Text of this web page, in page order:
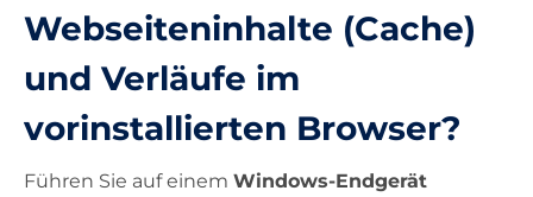
Kontakt
Webseiteninhalte (Cache)
und Verläufe im
vorinstallierten Browser?
Führen Sie auf einem Windows-Endgerät